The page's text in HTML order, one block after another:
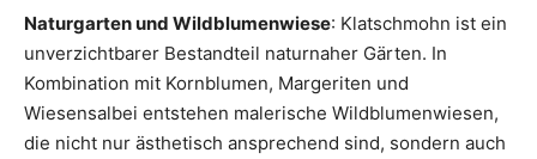
Naturgarten und Wildblumenwiese: Klatschmohn ist ein
unverzichtbarer Bestandteil naturnaher Gärten. In
Kombination mit Kornblumen, Margeriten und
Wiesensalbei entstehen malerische Wildblumenwiesen,
die nicht nur ästhetisch ansprechend sind, sondern auch